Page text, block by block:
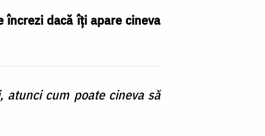
dacă îți apare cineva
cum poate cineva să